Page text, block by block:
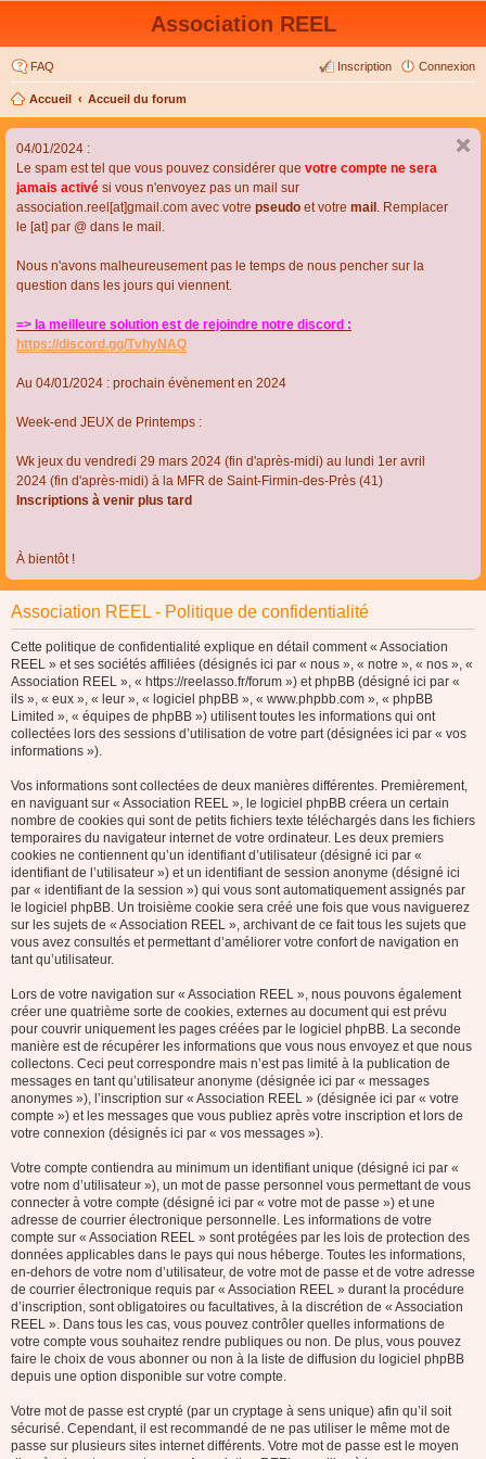
Association REEL
FAQ Connexion
Inscription
Accueil Accueil du forum
04/01/2024 :
Le spam est tel que vous pouvez considérer que votre compte ne sera
jamais activé si vous n'envoyez pas un mail sur
association.reel[at]gmail.com avec votre pseudo et votre mail . Remplacer
le [at] par @ dans le mail.
Nous n'avons malheureusement pas le temps de nous pencher sur la
question dans les jours qui viennent.
=> la meilleure solution est de rejoindre notre discord :
https://discord.gg/TvhyNAQ
Au 04/01/2024 : prochain évènement en 2024
Week-end JEUX de Printemps :
Wk jeux du vendredi 29 mars 2024 (fin d'après-midi) au lundi 1er avril
2024 (fin d'après-midi) à la MFR de Saint-Firmin-des-Près (41)
Inscriptions à venir plus tard
À bientôt !
Association REEL - Politique de confidentialité
Cette politique de confidentialité explique en détail comment « Association
REEL » et ses sociétés affiliées (désignés ici par « nous », « notre », « nos », «
Association REEL », « https://reelasso.fr/forum ») et phpBB (désigné ici par «
ils », « eux », « leur », « logiciel phpBB », « www.phpbb.com », « phpBB
Limited », « équipes de phpBB ») utilisent toutes les informations qui ont
collectées lors des sessions d’utilisation de votre part (désignées ici par « vos
informations »).
Vos informations sont collectées de deux manières différentes. Premièrement,
en naviguant sur « Association REEL », le logiciel phpBB créera un certain
nombre de cookies qui sont de petits fichiers texte téléchargés dans les fichiers
temporaires du navigateur internet de votre ordinateur. Les deux premiers
cookies ne contiennent qu’un identifiant d’utilisateur (désigné ici par «
identifiant de l’utilisateur ») et un identifiant de session anonyme (désigné ici
par « identifiant de la session ») qui vous sont automatiquement assignés par
le logiciel phpBB. Un troisième cookie sera créé une fois que vous naviguerez
sur les sujets de « Association REEL », archivant de ce fait tous les sujets que
vous avez consultés et permettant d’améliorer votre confort de navigation en
tant qu’utilisateur.
Lors de votre navigation sur « Association REEL », nous pouvons également
créer une quatrième sorte de cookies, externes au document qui est prévu
pour couvrir uniquement les pages créées par le logiciel phpBB. La seconde
manière est de récupérer les informations que vous nous envoyez et que nous
collectons. Ceci peut correspondre mais n’est pas limité à la publication de
messages en tant qu’utilisateur anonyme (désignée ici par « messages
anonymes »), l’inscription sur « Association REEL » (désignée ici par « votre
compte ») et les messages que vous publiez après votre inscription et lors de
votre connexion (désignés ici par « vos messages »).
Votre compte contiendra au minimum un identifiant unique (désigné ici par «
votre nom d’utilisateur »), un mot de passe personnel vous permettant de vous
connecter à votre compte (désigné ici par « votre mot de passe ») et une
adresse de courrier électronique personnelle. Les informations de votre
compte sur « Association REEL » sont protégées par les lois de protection des
données applicables dans le pays qui nous héberge. Toutes les informations,
en-dehors de votre nom d’utilisateur, de votre mot de passe et de votre adresse
de courrier électronique requis par « Association REEL » durant la procédure
d’inscription, sont obligatoires ou facultatives, à la discrétion de « Association
REEL ». Dans tous les cas, vous pouvez contrôler quelles informations de
votre compte vous souhaitez rendre publiques ou non. De plus, vous pouvez
faire le choix de vous abonner ou non à la liste de diffusion du logiciel phpBB
depuis une option disponible sur votre compte.
Votre mot de passe est crypté (par un cryptage à sens unique) afin qu’il soit
sécurisé. Cependant, il est recommandé de ne pas utiliser le même mot de
passe sur plusieurs sites internet différents. Votre mot de passe est le moyen